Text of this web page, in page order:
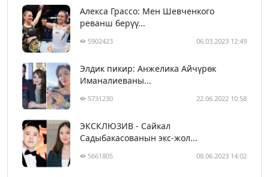
Алекса Грассо: Мен Шевченкого
реванш берүү...
5902423 06.03.2023 12:49
Элдик пикир: Анжелика Айчүрөк
Иманалиеваны...
5731230 22.06.2022 10:58
ЭКСКЛЮЗИВ - Сайкал
Садыбакасованын экс-жол...
5661805 08.06.2023 14:02